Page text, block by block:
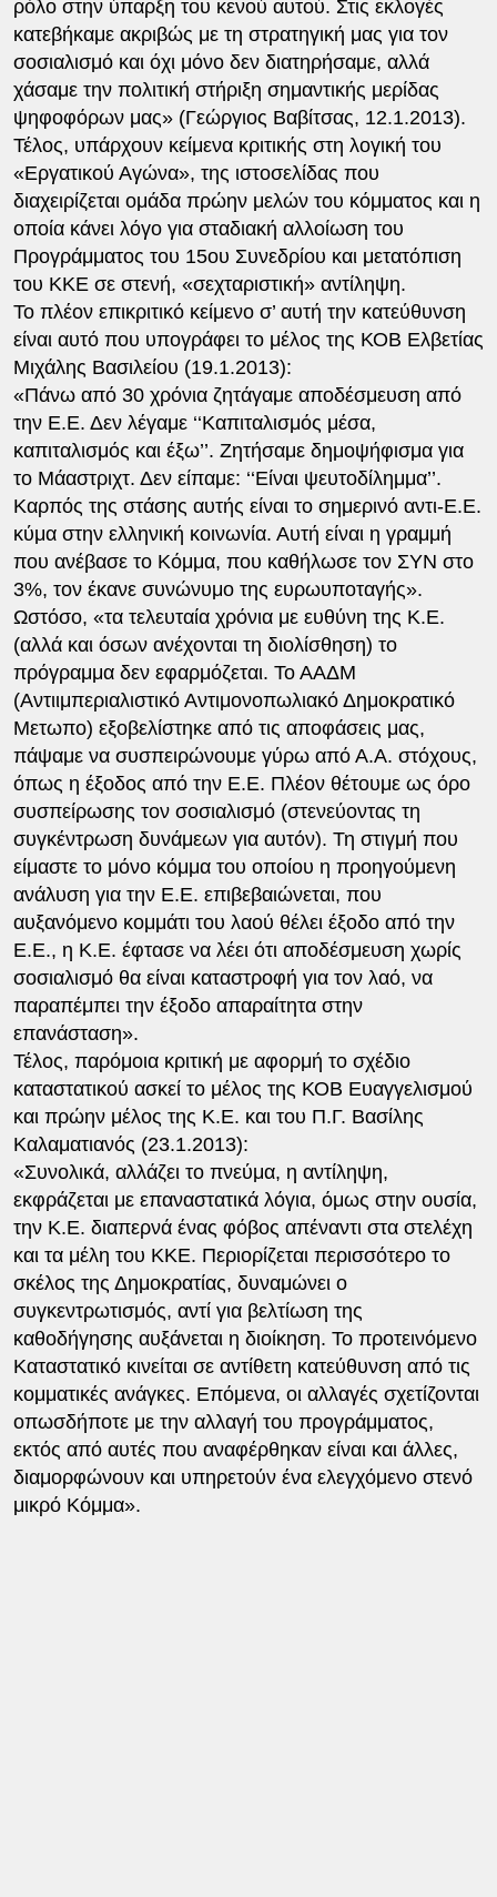
ρόλο στην ύπαρξη του κενού αυτού. Στις εκλογές
κατεβήκαμε ακριβώς με τη στρατηγική μας για τον
σοσιαλισμό και όχι μόνο δεν διατηρήσαμε, αλλά
χάσαμε την πολιτική στήριξη σημαντικής μερίδας
ψηφοφόρων μας» (Γεώργιος Βαβίτσας, 12.1.2013).
Τέλος, υπάρχουν κείμενα κριτικής στη λογική του
«Εργατικού Αγώνα», της ιστοσελίδας που
διαχειρίζεται ομάδα πρώην μελών του κόμματος και η
οποία κάνει λόγο για σταδιακή αλλοίωση του
Προγράμματος του 15ου Συνεδρίου και μετατόπιση
του ΚΚΕ σε στενή, «σεχταριστική» αντίληψη.
Το πλέον επικριτικό κείμενο σ’ αυτή την κατεύθυνση
είναι αυτό που υπογράφει το μέλος της ΚΟΒ Ελβετίας
Μιχάλης Βασιλείου (19.1.2013):
«Πάνω από 30 χρόνια ζητάγαμε αποδέσμευση από
την Ε.Ε. Δεν λέγαμε ‘‘Καπιταλισμός μέσα,
καπιταλισμός και έξω’’. Ζητήσαμε δημοψήφισμα για
το Μάαστριχτ. Δεν είπαμε: ‘‘Είναι ψευτοδίλημμα’’.
Καρπός της στάσης αυτής είναι το σημερινό αντι-Ε.Ε.
κύμα στην ελληνική κοινωνία. Αυτή είναι η γραμμή
που ανέβασε το Κόμμα, που καθήλωσε τον ΣΥΝ στο
3%, τον έκανε συνώνυμο της ευρωυποταγής».
Ωστόσο, «τα τελευταία χρόνια με ευθύνη της Κ.Ε.
(αλλά και όσων ανέχονται τη διολίσθηση) το
πρόγραμμα δεν εφαρμόζεται. Το ΑΑΔΜ
(Αντιιμπεριαλιστικό Αντιμονοπωλιακό Δημοκρατικό
Μετωπο) εξοβελίστηκε από τις αποφάσεις μας,
πάψαμε να συσπειρώνουμε γύρω από Α.Α. στόχους,
όπως η έξοδος από την Ε.Ε. Πλέον θέτουμε ως όρο
συσπείρωσης τον σοσιαλισμό (στενεύοντας τη
συγκέντρωση δυνάμεων για αυτόν). Τη στιγμή που
είμαστε το μόνο κόμμα του οποίου η προηγούμενη
ανάλυση για την Ε.Ε. επιβεβαιώνεται, που
αυξανόμενο κομμάτι του λαού θέλει έξοδο από την
Ε.Ε., η Κ.Ε. έφτασε να λέει ότι αποδέσμευση χωρίς
σοσιαλισμό θα είναι καταστροφή για τον λαό, να
παραπέμπει την έξοδο απαραίτητα στην
επανάσταση».
Τέλος, παρόμοια κριτική με αφορμή το σχέδιο
καταστατικού ασκεί το μέλος της ΚΟΒ Ευαγγελισμού
και πρώην μέλος της Κ.Ε. και του Π.Γ. Βασίλης
Καλαματιανός (23.1.2013):
«Συνολικά, αλλάζει το πνεύμα, η αντίληψη,
εκφράζεται με επαναστατικά λόγια, όμως στην ουσία,
την Κ.Ε. διαπερνά ένας φόβος απέναντι στα στελέχη
και τα μέλη του ΚΚΕ. Περιορίζεται περισσότερο το
σκέλος της Δημοκρατίας, δυναμώνει ο
συγκεντρωτισμός, αντί για βελτίωση της
καθοδήγησης αυξάνεται η διοίκηση. Το προτεινόμενο
Καταστατικό κινείται σε αντίθετη κατεύθυνση από τις
κομματικές ανάγκες. Επόμενα, οι αλλαγές σχετίζονται
οπωσδήποτε με την αλλαγή του προγράμματος,
εκτός από αυτές που αναφέρθηκαν είναι και άλλες,
διαμορφώνουν και υπηρετούν ένα ελεγχόμενο στενό
μικρό Κόμμα».